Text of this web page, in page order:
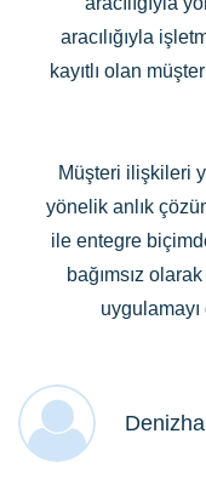
aracılığıyla
kayıtlı olan
Müşteri ilişkileri
yönelik anlık
ile entegre
bağımsız